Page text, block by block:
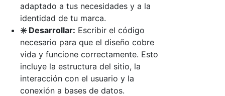
adaptado a tus necesidades y a la
identidad de tu marca.
✳️ Desarrollar: Escribir el código
necesario para que el diseño cobre
vida y funcione correctamente. Esto
incluye la estructura del sitio, la
interacción con el usuario y la
conexión a bases de datos.